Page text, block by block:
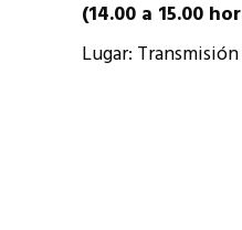
(14.00 a 15.00
Lugar: